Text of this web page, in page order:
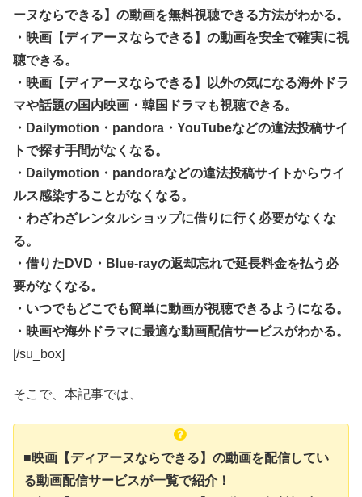
ーヌならできる】の動画を無料視聴できる方法がわかる。
・映画【ディアーヌならできる】の動画を安全で確実に視
聴できる。
・映画【ディアーヌならできる】以外の気になる海外ドラ
マや話題の国内映画・韓国ドラマも視聴できる。
・Dailymotion・pandora・YouTubeなどの違法投稿サイ
トで探す手間がなくなる。
・Dailymotion・pandoraなどの違法投稿サイトからウイ
ルス感染することがなくなる。
・わざわざレンタルショップに借りに行く必要がなくな
る。
・借りたDVD・Blue-rayの返却忘れで延長料金を払う必
要がなくなる。
・いつでもどこでも簡単に動画が視聴できるようになる。
・映画や海外ドラマに最適な動画配信サービスがわかる。
[/su_box]
そこで、本記事では、
■映画【ディアーヌならできる】の動画を配信してい
る動画配信サービスが一覧で紹介！